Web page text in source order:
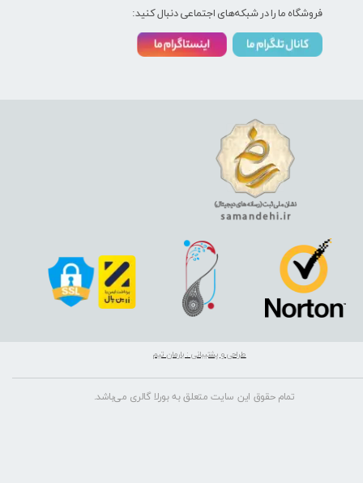
تمام حقوق این سایت متعلق به بورلا گالری می‌باشد.
طراحی و پشتیبانی : بارمان تیم
فروشگاه ما را در شبکه‌های اجتماعی دنبال کنید: